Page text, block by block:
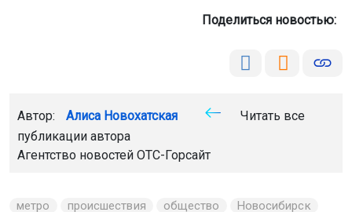
Поделиться новостью:
Автор: Алиса Новохатская
Читать все
публикации автора
Агентство новостей ОТС-Горсайт
метро происшествия общество Новосибирск